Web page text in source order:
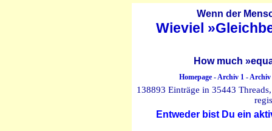
Wenn der
Wieviel
How much
Homepage-Archiv 1-Archiv
138893 Einträge in 35443
Entweder bist Du ein